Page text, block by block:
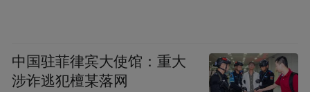
为此，步长制药表示，公司正在积极转型，
中国驻菲律宾大使馆：重大
涉诈逃犯檀某落网